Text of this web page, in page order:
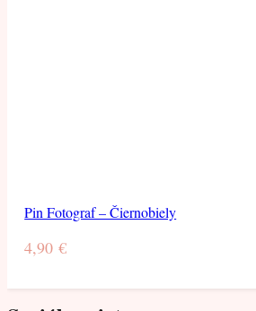
Pin Fotograf – Čiernobiely
4,90€